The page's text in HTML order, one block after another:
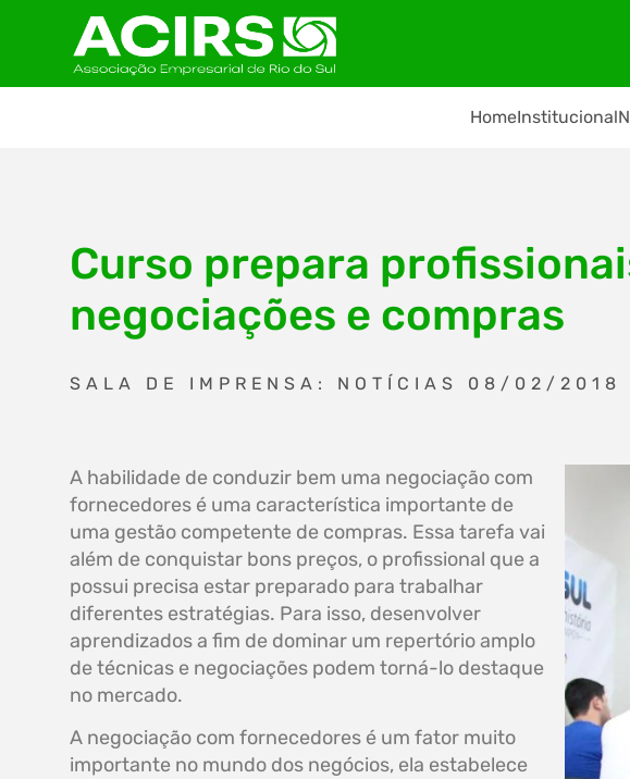
HomeInstitucional
Curso prepara
negociações e compras
SALA DE IMPRENSA: NOTÍCIAS 08/02/2018
A habilidade de conduzir bem uma negociação com
fornecedores é uma característica importante de
uma gestão competente de compras. Essa tarefa vai
além de conquistar bons preços, o profissional que a
possui precisa estar preparado para trabalhar
diferentes estratégias. Para isso, desenvolver
aprendizados a fim de dominar um repertório amplo
de técnicas e negociações podem torná-lo destaque
no mercado.
A negociação com fornecedores é um fator muito
importante no mundo dos negócios, ela estabelece